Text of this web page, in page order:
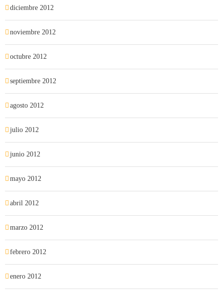
diciembre 2012
noviembre 2012
octubre 2012
septiembre 2012
agosto 2012
julio 2012
junio 2012
mayo 2012
abril 2012
marzo 2012
febrero 2012
enero 2012